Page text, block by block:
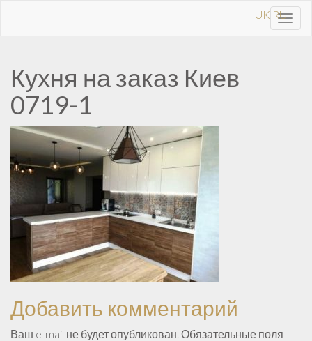
Кухня на заказ Киев
0719-1
Добавить комментарий
Ваш e-mail не будет опубликован. Обязательные поля
UK RU